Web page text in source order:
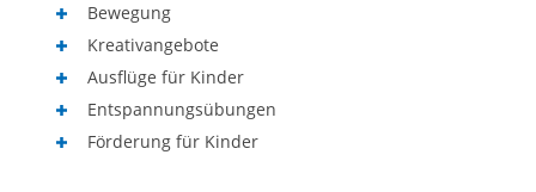
Bewegung
Kreativangebote
Ausflüge für Kinder
Entspannungsübungen
Förderung für Kinder